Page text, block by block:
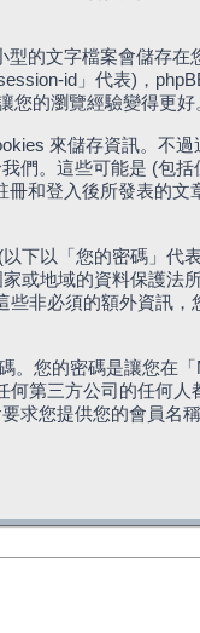
的文字檔案會儲存在
id」代表)，
的瀏覽經驗變得更好
來儲存資訊。不
們。這些可能是 (包
和登入後所發表的文
下以「您的密碼」代
或地域的資料保護法
非必須的額外資訊，
。您的密碼是讓您在
第三方公司的任何人
求您提供您的會員名